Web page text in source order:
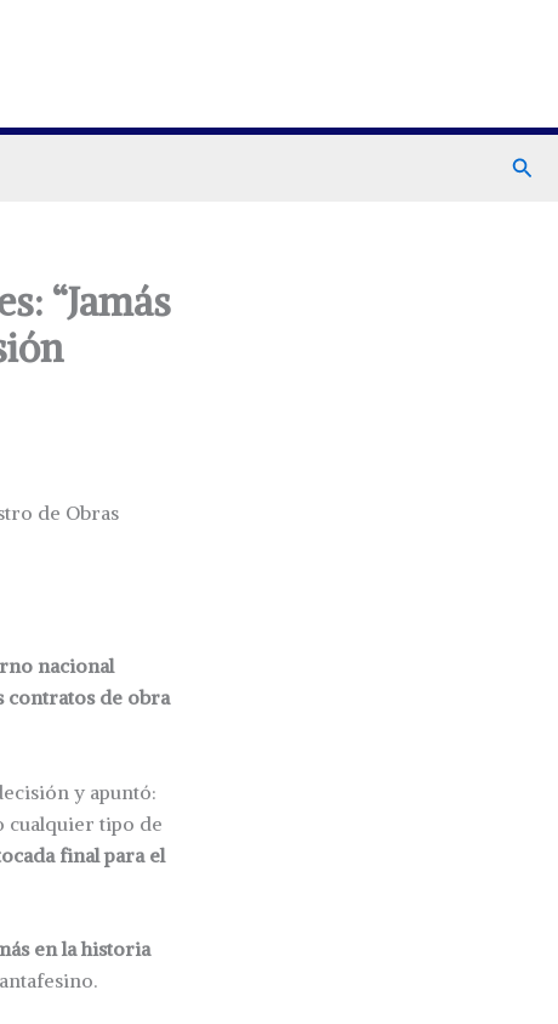
“Jamás
de Obras
nacional
contratos de obra
y apuntó:
cualquier tipo de
final para el
en la historia